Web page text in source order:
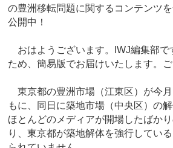
の豊洲移転問題に関するコンテンツ
公開中！
おはようございます。IWJ編集部で
ため、簡易版でお届けいたします。ご
東京都の豊洲市場（江東区）が今
もに、同日に築地市場（中央区）の
ほとんどのメディアが開場したばか
り、東京都が築地解体を強行してい